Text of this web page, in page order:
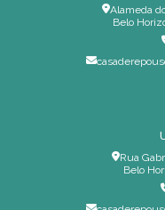
Alameda
Belo
Rua
Belo